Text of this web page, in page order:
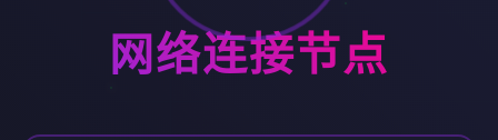
网络连接节点